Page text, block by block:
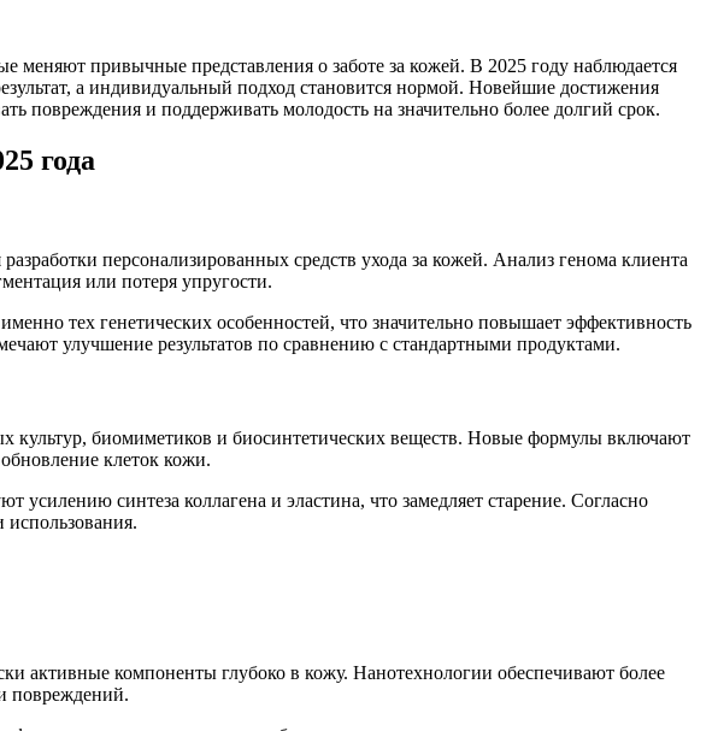
меняют привычные представления о заботе за кожей. В 2025 году наблюдается
а индивидуальный подход становится нормой. Новейшие достижения
повреждения и поддерживать молодость на значительно более долгий срок.
года
персонализированных средств ухода за кожей. Анализ генома клиента
или потеря упругости.
тех генетических особенностей, что значительно повышает эффективность
улучшение результатов по сравнению с стандартными продуктами.
культур, биомиметиков и биосинтетических веществ. Новые формулы включают
клеток кожи.
синтеза коллагена и эластина, что замедляет старение. Согласно
использования.
активные компоненты глубоко в кожу. Нанотехнологии обеспечивают более
повреждений.